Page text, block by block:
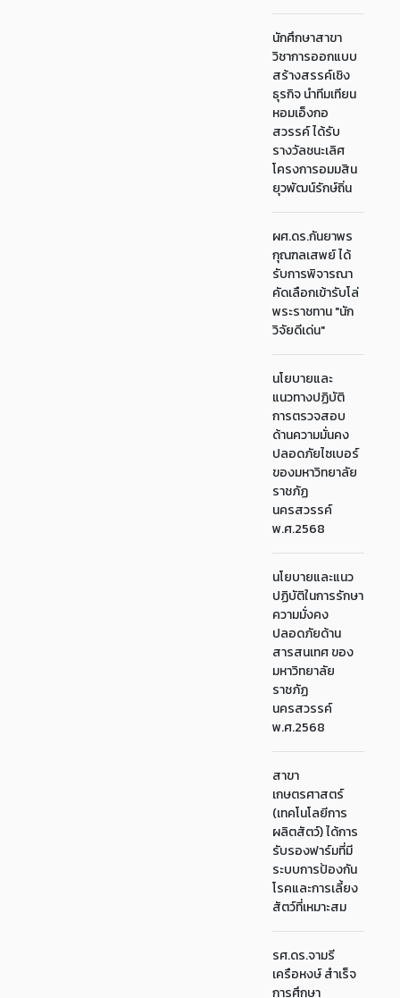
นักศึกษาสาขา
วิชาการออกแบบ
สร้างสรรค์เชิง
ธุรกิจ นำทีมเทียน
หอมเอ็งกอ
สวรรค์ ได้รับ
รางวัลชนะเลิศ
โครงการอมมสิน
ยุวพัฒน์รักษ์ถิ่น
ผศ.ดร.กันยาพร
กุณฑลเสพย์ ได้
รับการพิจารณา
คัดเลือกเข้ารับโล่
พระราชทาน "นัก
วิจัยดีเด่น"
นโยบายและ
แนวทางปฏิบัติ
การตรวจสอบ
ด้านความมั่นคง
ปลอดภัยไซเบอร์
ของมหาวิทยาลัย
ราชภัฏ
นครสวรรค์
พ.ศ.2568
นโยบายและแนว
ปฏิบัติในการรักษา
ความมั่งคง
ปลอดภัยด้าน
สารสนเทศ ของ
มหาวิทยาลัย
ราชภัฏ
นครสวรรค์
พ.ศ.2568
สาขา
เกษตรศาสตร์
(เทคโนโลยีการ
ผลิตสัตว์) ได้การ
รับรองฟาร์มที่มี
ระบบการป้องกัน
โรคและการเลี้ยง
สัตว์ที่เหมาะสม
รศ.ดร.จามรี
เครือหงษ์ สำเร็จ
การศึกษา